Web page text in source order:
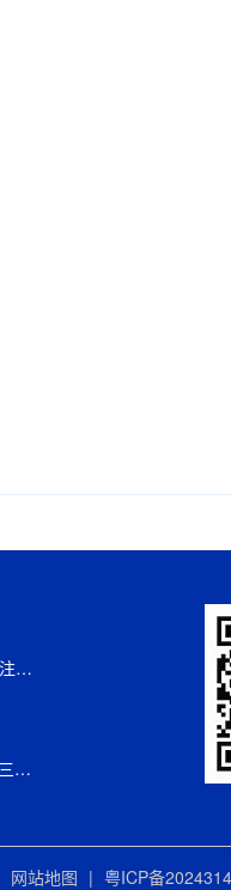
冷却塔故障处理方法-冷却塔维修注意事项有哪些？
中央空调种类有哪些,中央空调的三种类型及优缺点比较
网站地图 | 粤ICP备